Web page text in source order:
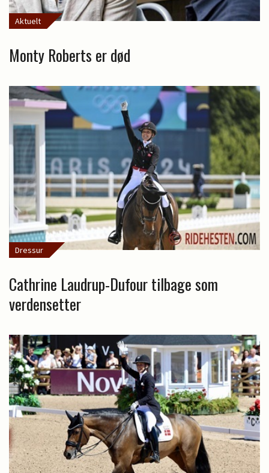
Aktuelt
Monty Roberts er død
Dressur
Cathrine Laudrup-Dufour tilbage som
verdensetter